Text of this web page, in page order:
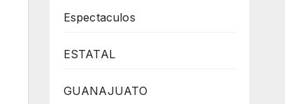
Espectaculos
ESTATAL
GUANAJUATO